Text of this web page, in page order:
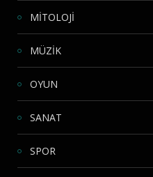
MİTOLOJİ
MÜZİK
OYUN
SANAT
SPOR